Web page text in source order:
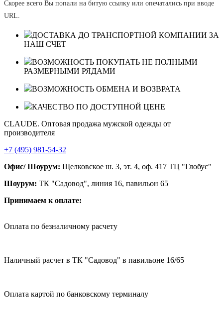
Скорее всего Вы попали на битую ссылку или опечатались при вводе
URL.
ДОСТАВКА ДО ТРАНСПОРТНОЙ КОМПАНИИ ЗА
НАШ СЧЕТ
ВОЗМОЖНОСТЬ ПОКУПАТЬ НЕ ПОЛНЫМИ
РАЗМЕРНЫМИ РЯДАМИ
ВОЗМОЖНОСТЬ ОБМЕНА И ВОЗВРАТА
КАЧЕСТВО ПО ДОСТУПНОЙ ЦЕНЕ
CLAUDE. Оптовая продажа мужской одежды от
производителя
+7 (495) 981-54-32
Офис/ Шоурум: Щелковское ш. 3, эт. 4, оф. 417 ТЦ "Глобус"
Шоурум: ТК "Садовод", линия 16, павильон 65
Принимаем к оплате:
Оплата по безналичному расчету
Наличный расчет в ТК "Садовод" в павильоне 16/65
Оплата картой по банковскому терминалу